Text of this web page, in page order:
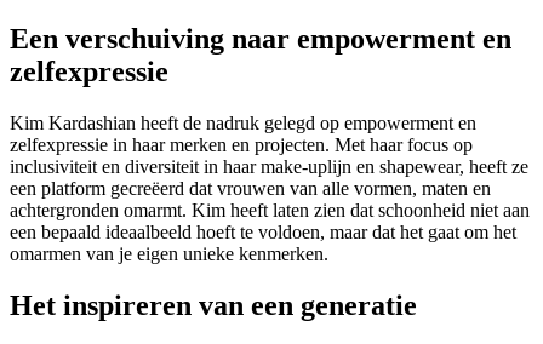
Een verschuiving naar empowerment en
zelfexpressie
Kim Kardashian heeft de nadruk gelegd op empowerment en
zelfexpressie in haar merken en projecten. Met haar focus op
inclusiviteit en diversiteit in haar make-uplijn en shapewear, heeft ze
een platform gecreëerd dat vrouwen van alle vormen, maten en
achtergronden omarmt. Kim heeft laten zien dat schoonheid niet aan
een bepaald ideaalbeeld hoeft te voldoen, maar dat het gaat om het
omarmen van je eigen unieke kenmerken.
Het inspireren van een generatie